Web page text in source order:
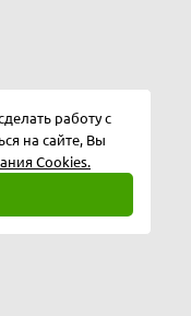
работу с
на сайте, Вы
Cookies.